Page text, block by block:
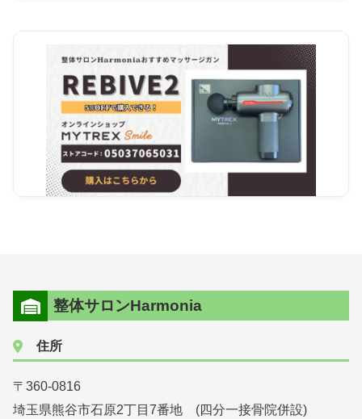
整体サロンHarmonia
住所
〒360-0816
埼玉県熊谷市石原2丁目7番地 (四分一接骨院併設)